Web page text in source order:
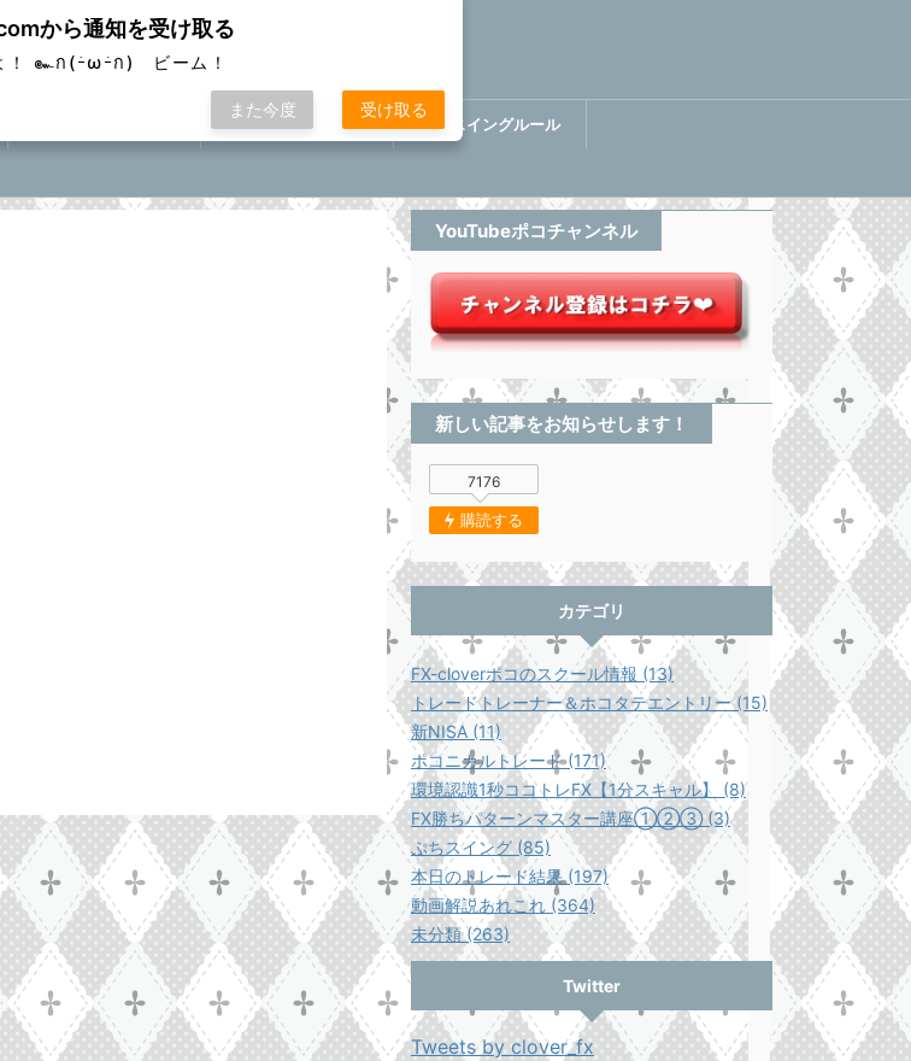
FXポコニカルマスター講 ぷちスイングルール
トレード】
YouTubeポコチャンネル
新しい記事をお知らせします！
7176
購読する
カテゴリ
FX-cloverポコのスクール情報 (13)
トレードトレーナー＆ホコタテエントリー (15)
新NISA (11)
ポコニカルトレード (171)
環境認識1秒ココトレFX【1分スキャル】 (8)
FX勝ちパターンマスター講座①②③ (3)
ぷちスイング (85)
本日のトレード結果 (197)
動画解説あれこれ (364)
未分類 (263)
Twitter
Tweets by clover_fx
から通知を受け取る
！ ๛ก(ｰ̀ωｰ́ก) ビーム！
また今度 受け取る